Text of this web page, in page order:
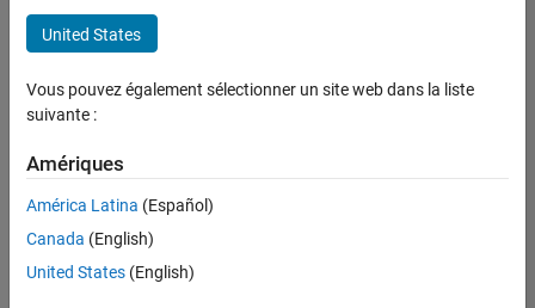
FILTRER PAR
Globalisation
Infrastructure et architecture
Ingénierie des versions
Actuellement,
aucune
offre
d'emploi
United States
Vous pouvez également sélectionner un site web dans la liste
suivante :
Amériques
América Latina (Español)
Canada (English)
United States (English)